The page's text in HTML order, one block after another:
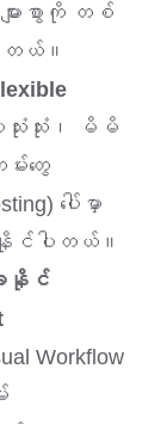
ားစွာကို တစ်
တယ်။
သုံးသုံး၊ မိမိ
းတွေ
ပေါ်မှာ
နိုင်ပါတယ်။
ျနိုင်
Workflow